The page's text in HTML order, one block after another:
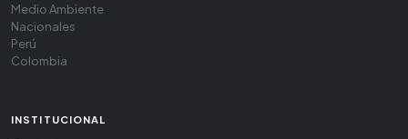
Medio Ambiente
Nacionales
Perú
Colombia
INSTITUCIONAL